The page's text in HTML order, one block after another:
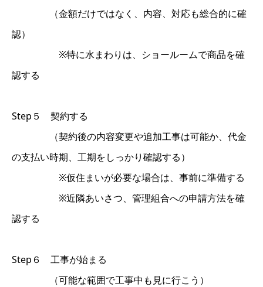
（金額だけではなく、内容、対応も総合的に確
認）
※特に水まわりは、ショールームで商品を確
認する
Step５ 契約する
（契約後の内容変更や追加工事は可能か、代金
の支払い時期、工期をしっかり確認する）
※仮住まいが必要な場合は、事前に準備する
※近隣あいさつ、管理組合への申請方法を確
認する
Step６ 工事が始まる
（可能な範囲で工事中も見に行こう）